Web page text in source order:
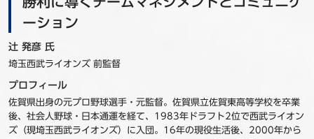
ーション
辻 発彦 氏
埼玉西武ライオンズ 前監督
プロフィール
佐賀県出身の元プロ野球選手・元監督。佐賀県立佐賀東高等学校を卒業
後、社会人野球・日本通運を経て、1983年ドラフト2位で西武ライオン
ズ（現埼玉西武ライオンズ）に入団。16年の現役生活後、2000年から